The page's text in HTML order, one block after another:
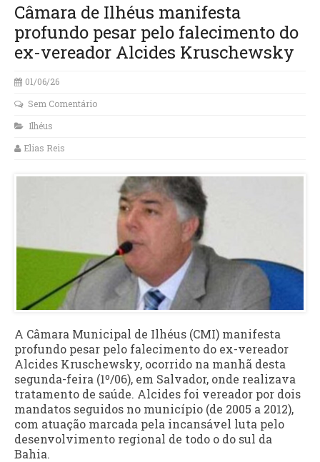
Câmara de Ilhéus manifesta
profundo pesar pelo falecimento do
ex-vereador Alcides Kruschewsky
01/06/26
Sem Comentário
Ilhéus
Elias Reis
A Câmara Municipal de Ilhéus (CMI) manifesta
profundo pesar pelo falecimento do ex-vereador
Alcides Kruschewsky, ocorrido na manhã desta
segunda-feira (1º/06), em Salvador, onde realizava
tratamento de saúde. Alcides foi vereador por dois
mandatos seguidos no município (de 2005 a 2012),
com atuação marcada pela incansável luta pelo
desenvolvimento regional de todo o do sul da
Bahia.